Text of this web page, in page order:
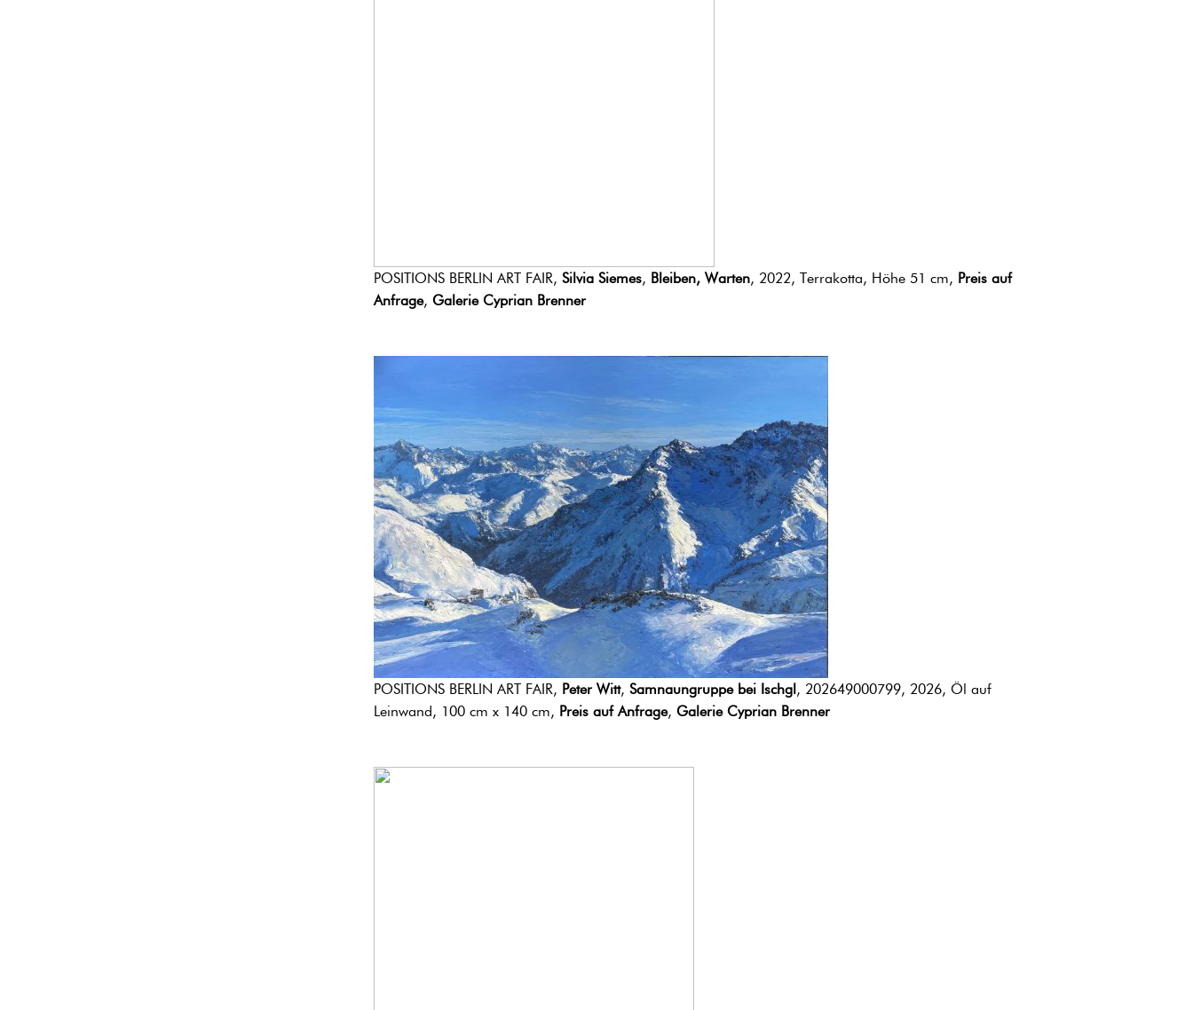
POSITIONS BERLIN ART FAIR, Silvia Siemes, Bleiben, Warten, 2022, Terrakotta, Höhe 51 cm, Preis auf
Anfrage, Galerie Cyprian Brenner
POSITIONS BERLIN ART FAIR, Peter Witt, Samnaungruppe bei Ischgl, 202649000799, 2026, Öl auf
Leinwand, 100 cm x 140 cm, Preis auf Anfrage, Galerie Cyprian Brenner